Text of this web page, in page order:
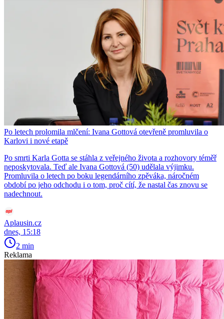
Po letech prolomila mlčení: Ivana Gottová otevřeně promluvila o
Karlovi i nové etapě
Po smrti Karla Gotta se stáhla z veřejného života a rozhovory téměř
neposkytovala. Teď ale Ivana Gottová (50) udělala výjimku.
Promluvila o letech po boku legendárního zpěváka, náročném
období po jeho odchodu i o tom, proč cítí, že nastal čas znovu se
nadechnout.
Aplausin.cz
dnes, 15:18
2 min
Reklama